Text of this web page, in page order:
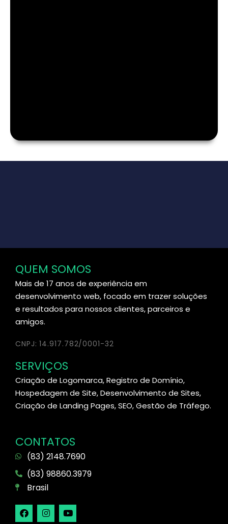
QUEM SOMOS
Mais de 17 anos de experiência em
desenvolvimento web, focado em trazer soluções
e resultados para nossos clientes, parceiros e
amigos.
CNPJ: 14.917.782/0001-32
SERVIÇOS
Criação de Logomarca, Registro de Domínio,
Hospedagem de Site, Desenvolvimento de Sites,
Criação de Landing Pages, SEO, Gestão de Tráfego.
CONTATOS
(83) 2148.7690
(83) 98860.3979
Brasil